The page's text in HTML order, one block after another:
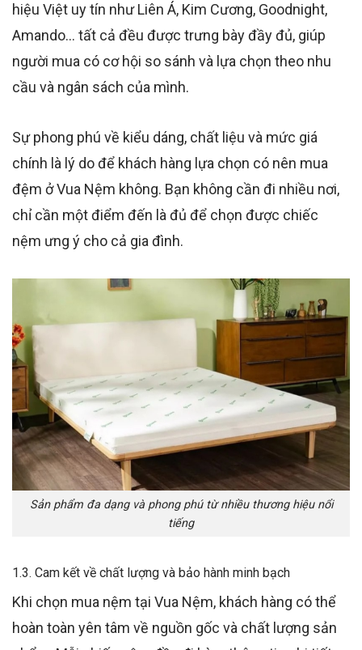
hiệu Việt uy tín như Liên Á, Kim Cương, Goodnight,
Amando… tất cả đều được trưng bày đầy đủ, giúp
người mua có cơ hội so sánh và lựa chọn theo nhu
cầu và ngân sách của mình.
Sự phong phú về kiểu dáng, chất liệu và mức giá
chính là lý do để khách hàng lựa chọn có nên mua
đệm ở Vua Nệm không. Bạn không cần đi nhiều nơi,
chỉ cần một điểm đến là đủ để chọn được chiếc
nệm ưng ý cho cả gia đình.
Sản phẩm đa dạng và phong phú từ nhiều thương hiệu nổi
tiếng
1.3. Cam kết về chất lượng và bảo hành minh bạch
Khi chọn mua nệm tại Vua Nệm, khách hàng có thể
hoàn toàn yên tâm về nguồn gốc và chất lượng sản